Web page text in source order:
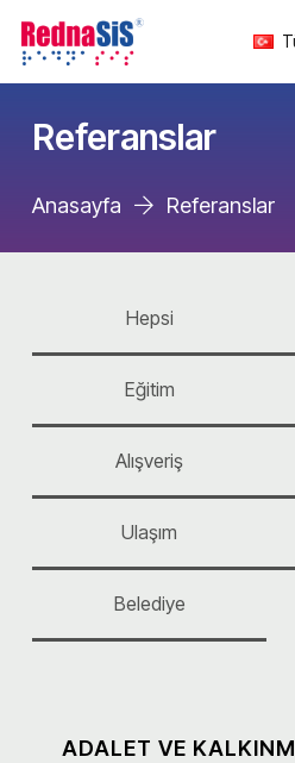
Referanslar
Anasayfa Referanslar
Hepsi
Eğitim
Alışveriş
Ulaşım
Belediye
ADALET VE